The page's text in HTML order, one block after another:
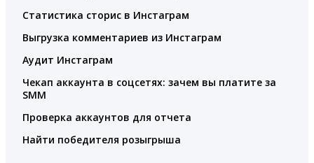
Статистика сторис в Инстаграм
Выгрузка комментариев из Инстаграм
Аудит Инстаграм
Чекап аккаунта в соцсетях: зачем вы платите за
SMM
Проверка аккаунтов для отчета
Найти победителя розыгрыша